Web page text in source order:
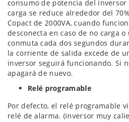
consumo de potencia del
carga se reduce alrededor del
Copact de 2000VA, cuando
desconecta en caso de no carga
conmuta cada dos segundos
la corriente de salida excede de
inversor seguirá funcionando. Si
apagará de nuevo.
Relé programable
Por defecto, el relé programable
relé de alarma. (inversor muy